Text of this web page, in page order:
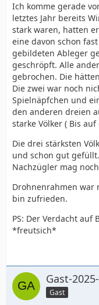
Ich komme gerade
letztes Jahr bereits
stark waren, hatten
eine davon schon
gebildeten Ableger
geschröpft. Alle
gebrochen. Die
Die zwei war noch
Spielnäpfchen und
den anderen dreien
starke Völker ( Bis auf
Die drei stärksten
und schon gut
Nachzügler mag
Drohnenrahmen war
bin zufrieden.
PS: Der Verdacht
*freutsich*
Gast-
Gast